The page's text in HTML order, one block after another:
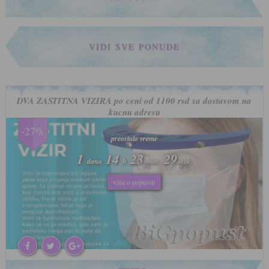
VIDI SVE PONUDE
DVA ZASTITNA VIZIRA po ceni od 1100 rsd sa dostavom na
kucnu adresu
-27%
preostalo vreme
1dana 14 h 23min. 26 sek.
više o popustu
preostalo vreme
1dana 14 h 23min. 26 sek.
više o popustu